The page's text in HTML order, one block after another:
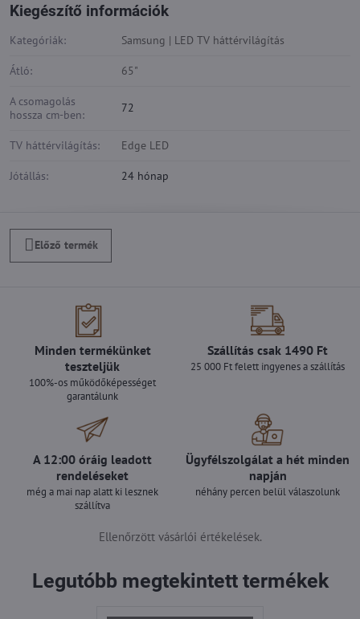
Kiegészítő információk
Kategóriák: Samsung | LED TV háttérvilágítás
Átló: 65"
A csomagolás
hossza cm-ben:
72
TV háttérvilágítás: Edge LED
Jótállás: 24 hónap
Előző termék
Minden termékünket
teszteljük
100%-os működőképességet
garantálunk
Szállítás csak 1490 Ft
25 000 Ft felett ingyenes a szállítás
A 12:00 óráig leadott
rendeléseket
még a mai nap alatt ki lesznek
szállítva
Ügyfélszolgálat a hét minden
napján
néhány percen belül válaszolunk
Ellenőrzött vásárlói értékelések.
Legutóbb megtekintett termékek